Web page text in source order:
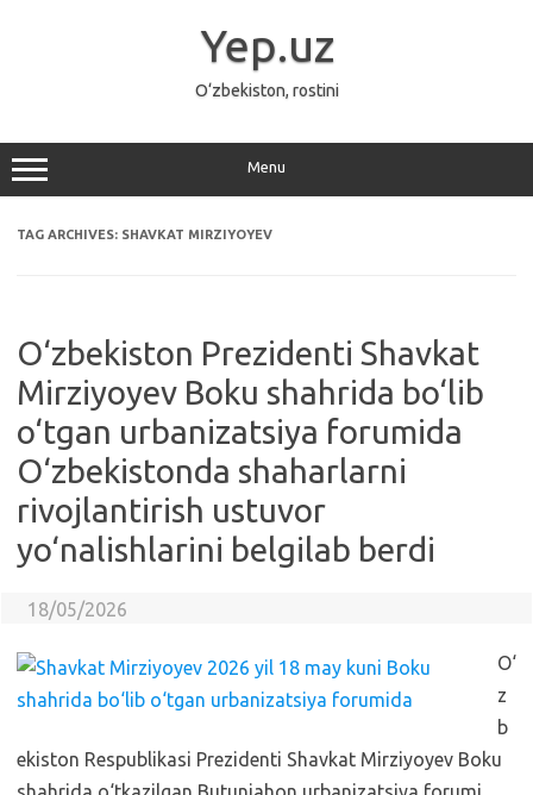
Yep.uz
O‘zbekiston, rostini
Menu
TAG ARCHIVES: SHAVKAT MIRZIYOYEV
O‘zbekiston Prezidenti Shavkat
Mirziyoyev Boku shahrida bo‘lib
o‘tgan urbanizatsiya forumida
O‘zbekistonda shaharlarni
rivojlantirish ustuvor
yo‘nalishlarini belgilab berdi
18/05/2026
O‘
z
b
ekiston Respublikasi Prezidenti Shavkat Mirziyoyev Boku